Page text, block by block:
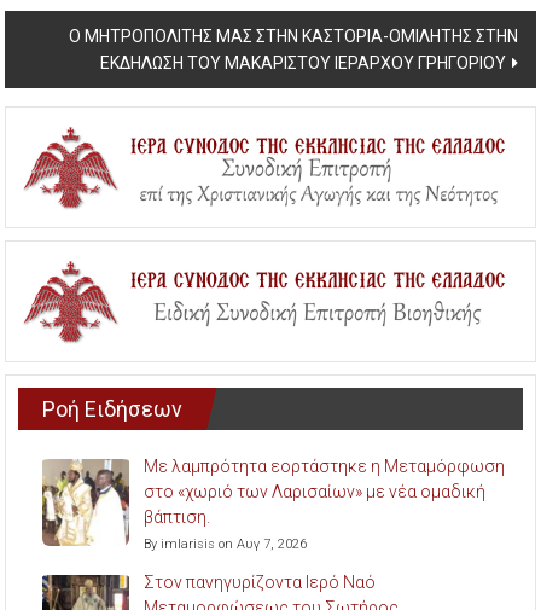
Ο ΜΗΤΡΟΠΟΛΙΤΗΣ ΜΑΣ ΣΤΗΝ ΚΑΣΤΟΡΙΑ-ΟΜΙΛΗΤΗΣ ΣΤΗΝ
ΕΚΔΗΛΩΣΗ ΤΟΥ ΜΑΚΑΡΙΣΤΟΥ ΙΕΡΑΡΧΟΥ ΓΡΗΓΟΡΙΟΥ
Ροή Ειδήσεων
Με λαμπρότητα εορτάστηκε η Μεταμόρφωση
στο «χωριό των Λαρισαίων» με νέα ομαδική
βάπτιση.
By imlarisis on Αυγ 7, 2026
Στον πανηγυρίζοντα Ιερό Ναό